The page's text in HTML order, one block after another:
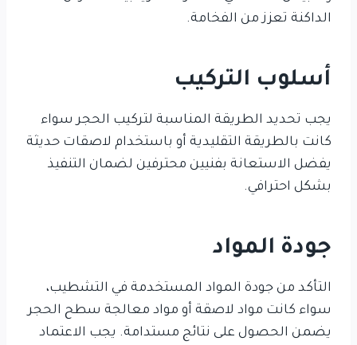
الداكنة تعزز من الفخامة.
أسلوب التركيب
يجب تحديد الطريقة المناسبة لتركيب الحجر سواء
كانت بالطريقة التقليدية أو باستخدام لاصقات حديثة
يفضل الاستعانة بفنيين محترفين لضمان التنفيذ
بشكل احترافي.
جودة المواد
التأكد من جودة المواد المستخدمة في التشطيب،
سواء كانت مواد لاصقة أو مواد معالجة سطح الحجر
يضمن الحصول على نتائج مستدامة. يجب الاعتماد